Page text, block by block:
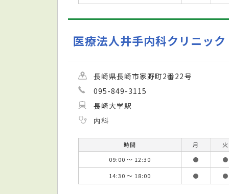
医療法人井手内科クリニック
長崎県長崎市家野町2番22号
095-849-3115
長崎大学駅
内科
時間 月 火
09:00 ～ 12:30
● ●
14:30 ～ 18:00
● ●